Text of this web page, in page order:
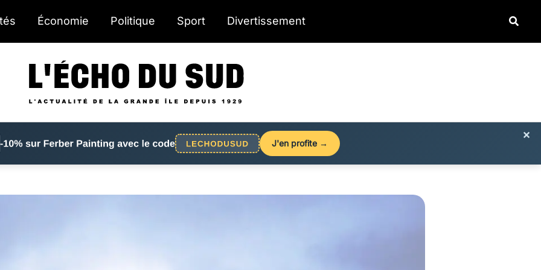
Économie Politique Sport Divertissement
×
J'en profite →